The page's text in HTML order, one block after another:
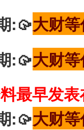
:🥠大财
:🥠大财
最早发
:🥠大财